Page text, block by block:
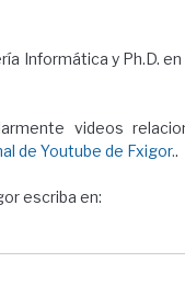
Informática y Ph.D.
videos
de Youtube de Fxigor..
escriba en: